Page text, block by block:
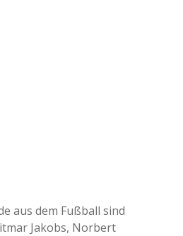
aus dem Fußball sind
Jakobs, Norbert